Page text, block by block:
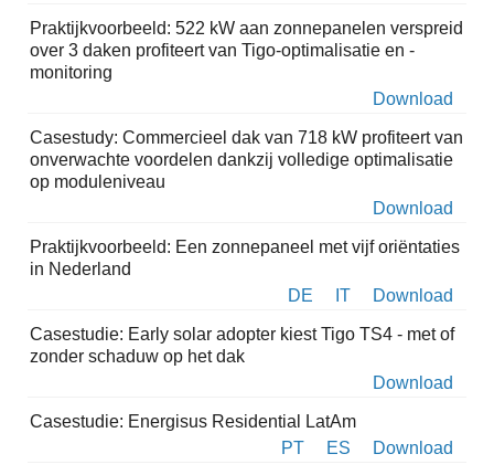
Praktijkvoorbeeld: 522 kW aan zonnepanelen verspreid
over 3 daken profiteert van Tigo-optimalisatie en -
monitoring
Download
Casestudy: Commercieel dak van 718 kW profiteert van
onverwachte voordelen dankzij volledige optimalisatie
op moduleniveau
Download
Praktijkvoorbeeld: Een zonnepaneel met vijf oriëntaties
in Nederland
DE
IT Download
Casestudie: Early solar adopter kiest Tigo TS4 - met of
zonder schaduw op het dak
Download
Casestudie: Energisus Residential LatAm
PT
ES Download